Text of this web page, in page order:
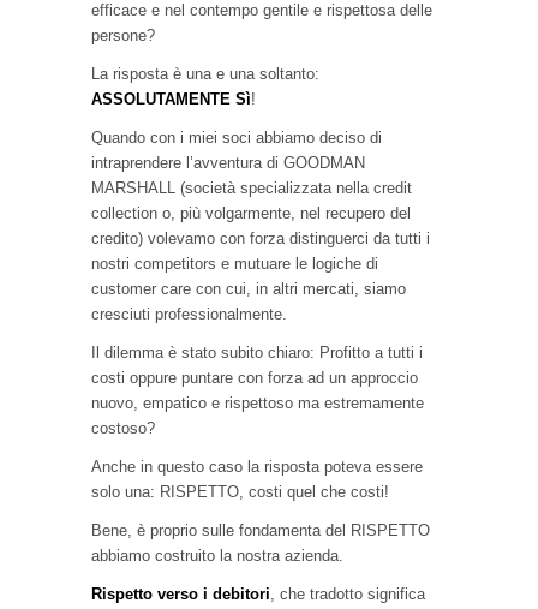
efficace e nel contempo gentile e rispettosa delle
persone?
La risposta è una e una soltanto:
ASSOLUTAMENTE Sì!
Quando con i miei soci abbiamo deciso di
intraprendere l’avventura di GOODMAN
MARSHALL (società specializzata nella credit
collection o, più volgarmente, nel recupero del
credito) volevamo con forza distinguerci da tutti i
nostri competitors e mutuare le logiche di
customer care con cui, in altri mercati, siamo
cresciuti professionalmente.
Il dilemma è stato subito chiaro: Profitto a tutti i
costi oppure puntare con forza ad un approccio
nuovo, empatico e rispettoso ma estremamente
costoso?
Anche in questo caso la risposta poteva essere
solo una: RISPETTO, costi quel che costi!
Bene, è proprio sulle fondamenta del RISPETTO
abbiamo costruito la nostra azienda.
Rispetto verso i debitori, che tradotto significa